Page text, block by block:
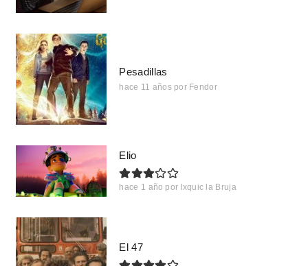
Pesadillas
hace 11 años por Fendor
Elio
hace 1 año por Ixquic la Bruja
El 47